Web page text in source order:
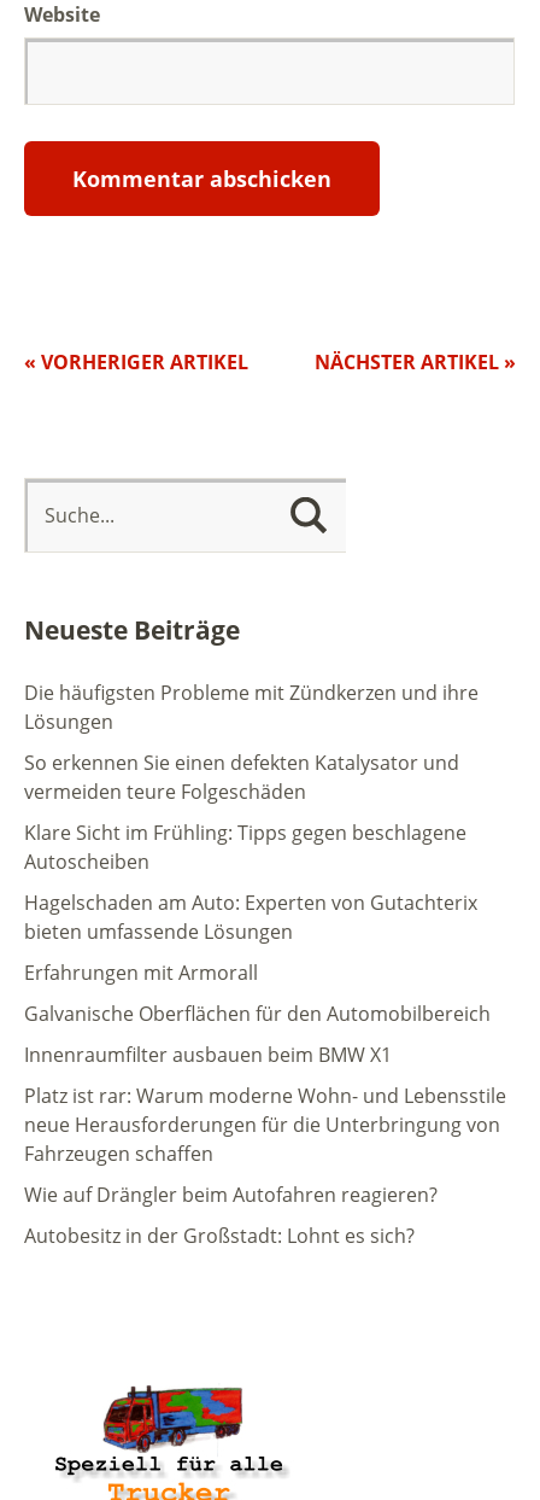
Website
NÄCHSTER ARTIKEL »
« VORHERIGER ARTIKEL
Neueste Beiträge
Die häufigsten Probleme mit Zündkerzen und ihre
Lösungen
So erkennen Sie einen defekten Katalysator und
vermeiden teure Folgeschäden
Klare Sicht im Frühling: Tipps gegen beschlagene
Autoscheiben
Hagelschaden am Auto: Experten von Gutachterix
bieten umfassende Lösungen
Erfahrungen mit Armorall
Galvanische Oberflächen für den Automobilbereich
Innenraumfilter ausbauen beim BMW X1
Platz ist rar: Warum moderne Wohn- und Lebensstile
neue Herausforderungen für die Unterbringung von
Fahrzeugen schaffen
Wie auf Drängler beim Autofahren reagieren?
Autobesitz in der Großstadt: Lohnt es sich?